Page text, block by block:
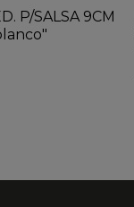
P/SALSA 9CM